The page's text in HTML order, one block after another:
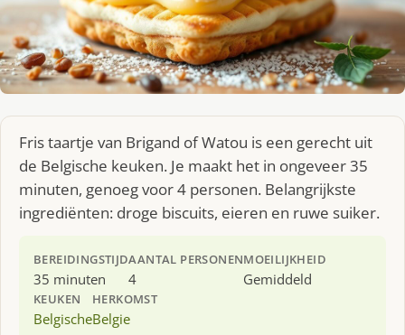
Fris taartje van Brigand of Watou is een gerecht uit
de Belgische keuken. Je maakt het in ongeveer 35
minuten, genoeg voor 4 personen. Belangrijkste
ingrediënten: droge biscuits, eieren en ruwe suiker.
BEREIDINGSTIJD
35 minuten
AANTAL PERSONEN
4
MOEILIJKHEID
Gemiddeld
KEUKEN
Belgische
HERKOMST
Belgie